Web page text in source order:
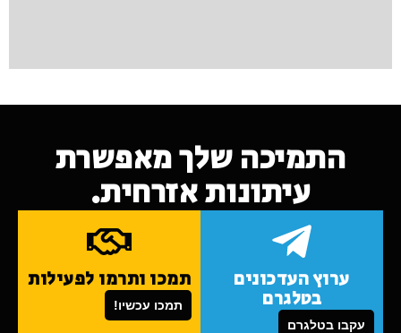
התמיכה שלך מאפשרת
עיתונות אזרחית.
ערוץ העדכונים
בטלגרם
עקבו בטלגרם
תמכו ותרמו לפעילות
תמכו עכשיו!